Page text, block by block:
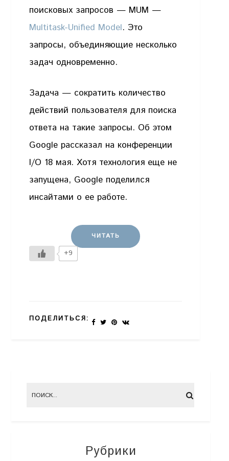
поисковых запросов — MUM —
Multitask-Unified Model. Это
запросы, объединяющие несколько
задач одновременно.
Задача — сократить количество
действий пользователя для поиска
ответа на такие запросы. Об этом
Google рассказал на конференции
I/O 18 мая. Хотя технология еще не
запущена, Google поделился
инсайтами о ее работе.
ЧИТАТЬ
+9
ПОДЕЛИТЬСЯ:
Рубрики